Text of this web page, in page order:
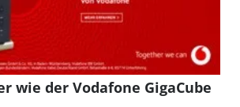
wie der Vodafone GigaCube